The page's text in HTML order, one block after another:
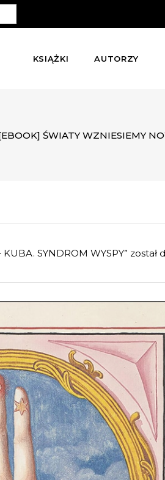
KSIĄŻKI AUTORZY
ŚWIATY WZNIESIEMY
SYNDROM WYSPY” został